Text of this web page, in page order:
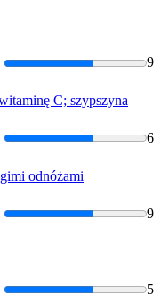
9
C; szypszyna
6
odnóżami
9
5